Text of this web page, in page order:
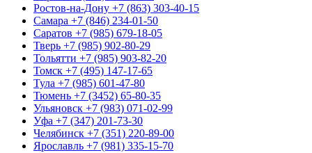
Ростов-на-Дону +7 (863) 303-40-15
Самара +7 (846) 234-01-50
Саратов +7 (985) 679-18-05
Тверь +7 (985) 902-80-29
Тольятти +7 (985) 903-82-20
Томск +7 (495) 147-17-65
Тула +7 (985) 601-47-80
Тюмень +7 (3452) 65-80-35
Ульяновск +7 (983) 071-02-99
Уфа +7 (347) 201-73-30
Челябинск +7 (351) 220-89-00
Ярославль +7 (981) 335-15-70